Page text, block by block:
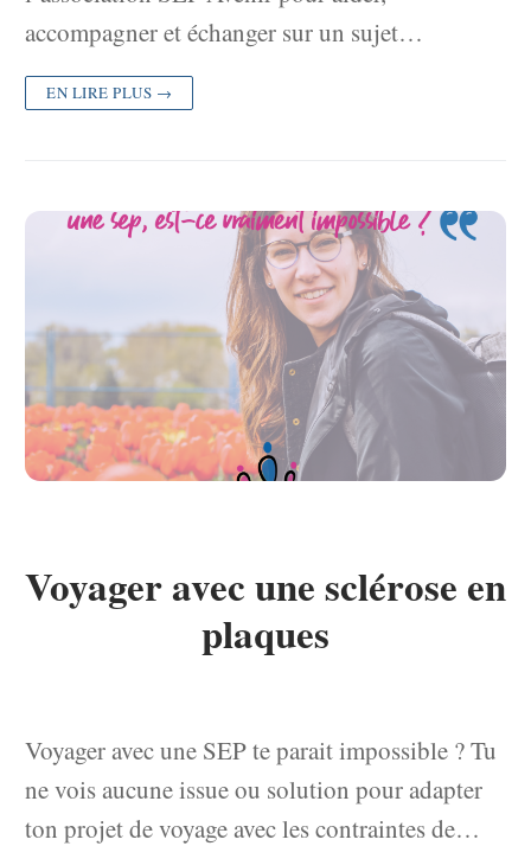
accompagner et échanger sur un sujet…
EN LIRE PLUS →
Voyager avec une sclérose en
plaques
Voyager avec une SEP te parait impossible ? Tu
ne vois aucune issue ou solution pour adapter
ton projet de voyage avec les contraintes de…